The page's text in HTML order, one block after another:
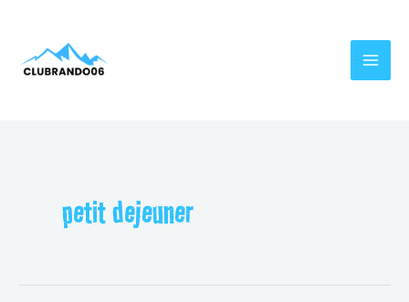
contenu
petit dejeuner